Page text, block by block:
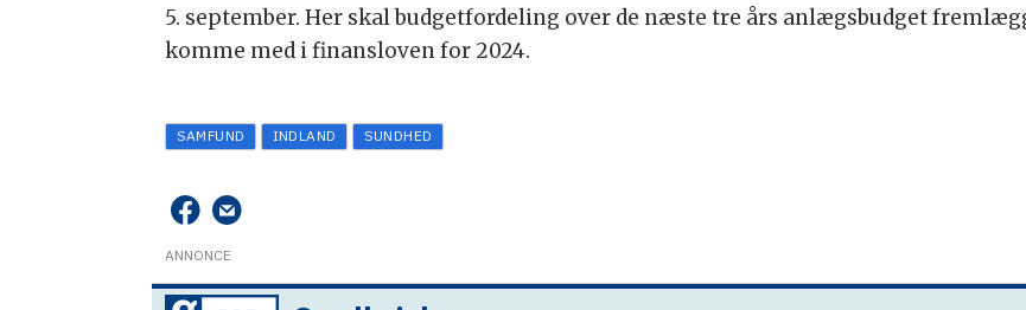
5. september. Her skal budgetfordeling over de næste tre års anlægsbudget
komme med i finansloven for 2024.
SAMFUND INDLAND SUNDHED
ANNONCE